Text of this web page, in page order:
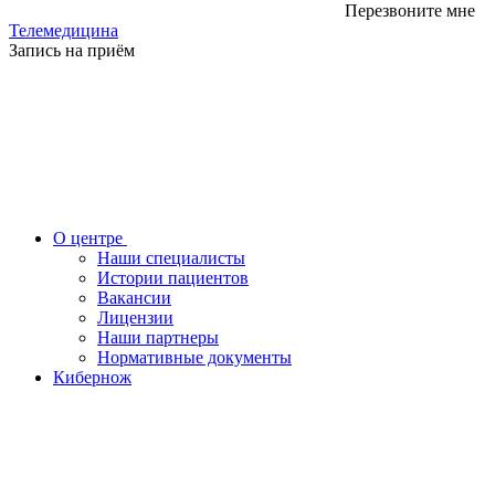
Перезвоните мне
Телемедицина
Запись на приём
О центре
Наши специалисты
Истории пациентов
Вакансии
Лицензии
Наши партнеры
Нормативные документы
Кибернож